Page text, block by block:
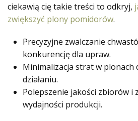
ciekawią cię takie treści to odkryj,
zwiększyć plony pomidorów.
Precyzyjne zwalczanie
konkurencję dla upraw.
Minimalizacja strat w plonach
działaniu.
Polepszenie jakości zbiorów i
wydajności produkcji.